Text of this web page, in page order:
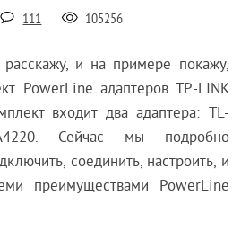
111 105256
и на примере покажу,
PowerLine адаптеров TP-LINK
входит два адаптера: TL-
Сейчас мы подробно
соединить, настроить, и
преимуществами PowerLine